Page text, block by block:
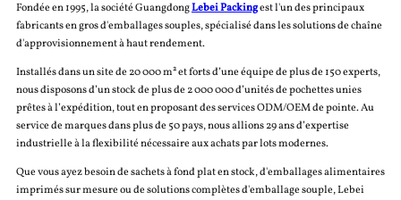
Fondée en 1995, la société GuangdongLebei Packingest l'un des principaux
fabricants en gros d'emballages souples, spécialisé dans les solutions de chaîne
d'approvisionnement à haut rendement.
Installés dans un site de 20 000 m² et forts d’une équipe de plus de 150 experts,
nous disposons d’un stock de plus de 2 000 000 d’unités de pochettes unies
prêtes à l’expédition, tout en proposant des services ODM/OEM de pointe. Au
service de marques dans plus de 50 pays, nous allions 29 ans d’expertise
industrielle à la flexibilité nécessaire aux achats par lots modernes.
Que vous ayez besoin de sachets à fond plat en stock, d'emballages alimentaires
imprimés sur mesure ou de solutions complètes d'emballage souple, Lebei